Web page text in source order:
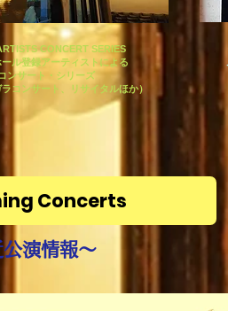
CONCERT SERIES
ール登録アーティストによる
ンサート・シリーズ
ラコンサート、リサイタルほか）
Concerts
演情報～